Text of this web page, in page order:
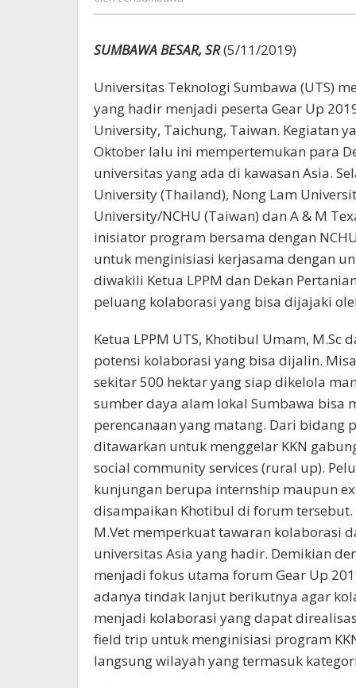
SUMBAWA BESAR, SR(5/11/2019)
Universitas Teknologi Sumbawa (UTS)
yang hadir menjadi peserta Gear Up
University, Taichung, Taiwan. Kegiatan
Oktober lalu ini mempertemukan para
universitas yang ada di kawasan Asia.
University (Thailand), Nong Lam
University/NCHU (Taiwan) dan A & M
inisiator program bersama dengan
untuk menginisiasi kerjasama dengan
diwakili Ketua LPPM dan Dekan
peluang kolaborasi yang bisa dijajaki
Ketua LPPM UTS, Khotibul Umam,
potensi kolaborasi yang bisa dijalin.
sekitar 500 hektar yang siap dikelola
sumber daya alam lokal Sumbawa bisa
perencanaan yang matang. Dari bidang
ditawarkan untuk menggelar KKN
social community services (rural up).
kunjungan berupa internship maupun
disampaikan Khotibul di forum tersebut.
M.Vet memperkuat tawaran kolaborasi
universitas Asia yang hadir. Demikian
menjadi fokus utama forum Gear Up
adanya tindak lanjut berikutnya agar
menjadi kolaborasi yang dapat
field trip untuk menginisiasi program
langsung wilayah yang termasuk